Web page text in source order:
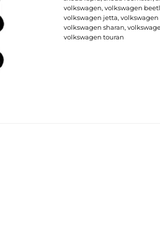
volkswagen, volkswagen
volkswagen jetta, volkswagen
volkswagen sharan,
volkswagen touran